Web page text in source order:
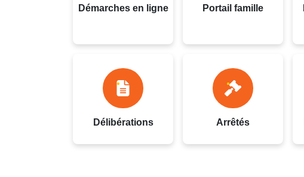
Démarches en ligne Portail famille
Délibérations Arrêtés